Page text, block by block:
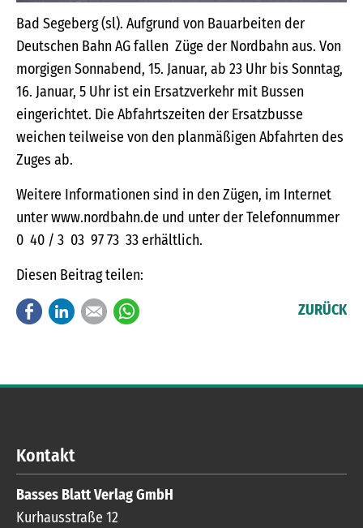
Bad Segeberg (sl). Aufgrund von Bauarbeiten der
Deutschen Bahn AG fallen Züge der Nordbahn aus. Von
morgigen Sonnabend, 15. Januar, ab 23 Uhr bis Sonntag,
16. Januar, 5 Uhr ist ein Ersatzverkehr mit Bussen
eingerichtet. Die Abfahrtszeiten der Ersatzbusse
weichen teilweise von den planmäßigen Abfahrten des
Zuges ab.
Weitere Informationen sind in den Zügen, im Internet
unter www.nordbahn.de und unter der Telefonnummer
0 40 / 3 03 97 73 33 erhältlich.
Diesen Beitrag teilen:
FacebookLinkedInE-mail ZURÜCK
Kontakt
Basses Blatt Verlag GmbH
Kurhausstraße 12